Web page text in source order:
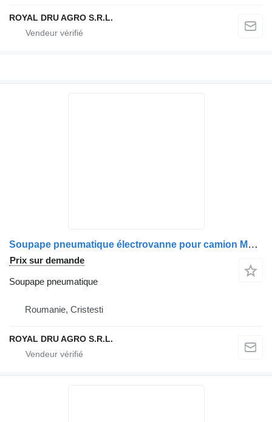
ROYAL DRU AGRO S.R.L.
Soupape pneumatique électrovanne pour camion MAN 81981386528/81981386525
Prix sur demande
Soupape pneumatique
Roumanie, Cristesti
ROYAL DRU AGRO S.R.L.